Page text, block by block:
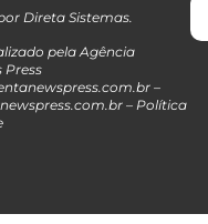
Direta Sistemas.
pela Agência
Press
–
– Política